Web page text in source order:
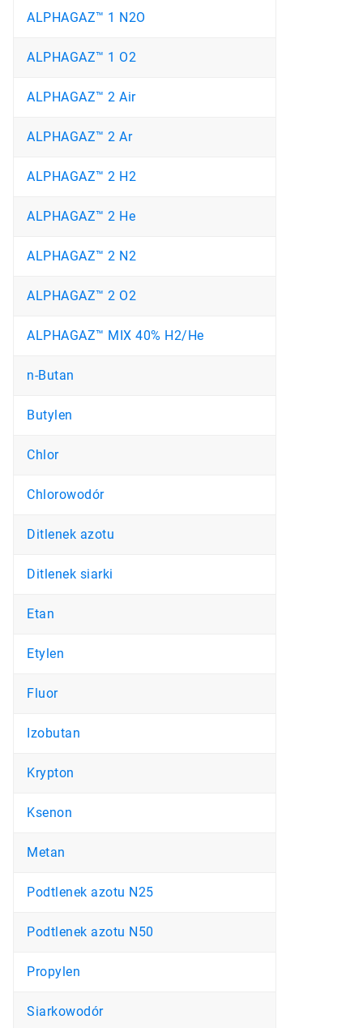
ALPHAGAZ™ 1 N2O
ALPHAGAZ™ 1 O2
ALPHAGAZ™ 2 Air
ALPHAGAZ™ 2 Ar
ALPHAGAZ™ 2 H2
ALPHAGAZ™ 2 He
ALPHAGAZ™ 2 N2
ALPHAGAZ™ 2 O2
ALPHAGAZ™ MIX 40% H2/He
n-Butan
Butylen
Chlor
Chlorowodór
Ditlenek azotu
Ditlenek siarki
Etan
Etylen
Fluor
Izobutan
Krypton
Ksenon
Metan
Podtlenek azotu N25
Podtlenek azotu N50
Propylen
Siarkowodór